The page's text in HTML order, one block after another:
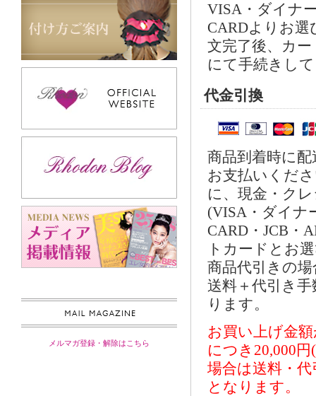
メルマガ登録・解除はこちら
VISA・ダイナ
CARDよりお
文完了後、カ
にて手続きし
代金引換
商品到着時に
お支払いくだ
に、現金・ク
(VISA・ダイナ
CARD・JCB・
トカードとお
商品代引きの
送料＋代引き
ります。
お買い上げ金
につき20,000
場合は送料・
となります。